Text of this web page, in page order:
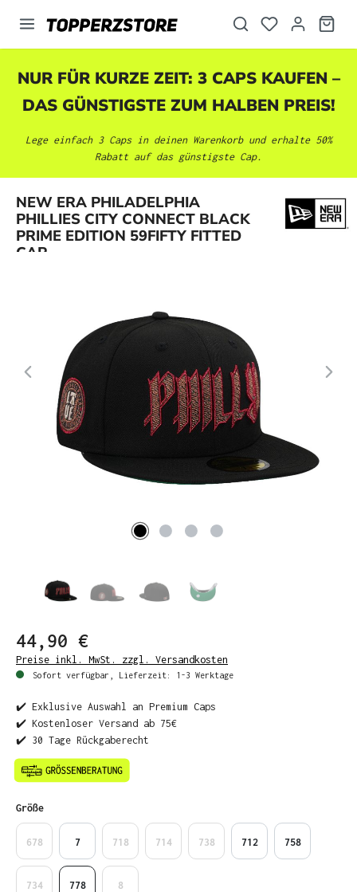
springen
NUR FÜR KURZE ZEIT: 3 CAPS KAUFEN –
DAS GÜNSTIGSTE ZUM HALBEN PREIS!
Lege einfach 3 Caps in deinen Warenkorb und erhalte 50%
Rabatt auf das günstigste Cap.
NEW ERA PHILADELPHIA
PHILLIES CITY CONNECT BLACK
PRIME EDITION 59FIFTY FITTED
CAP
Bildergalerie überspringen
44,90 €
Preise inkl. MwSt. zzgl. Versandkosten
Sofort verfügbar, Lieferzeit: 1-3 Werktage
✔️ Exklusive Auswahl an Premium Caps
✔️ Kostenloser Versand ab 75€
✔️ 30 Tage Rückgaberecht
Größeauswählen
678 7 718 714 738 712 758
734 778 8